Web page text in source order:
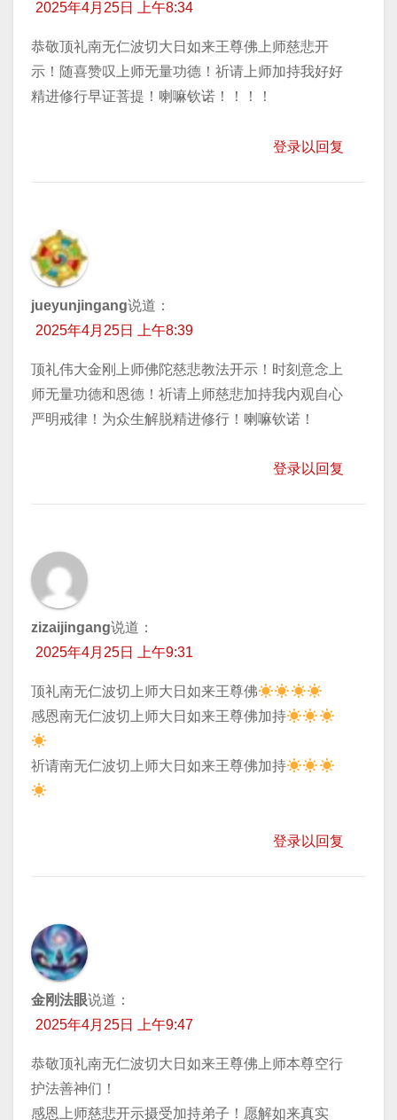
2025年4月25日 上午8:34
恭敬顶礼南无仁波切大日如来王尊佛上师慈悲开
示！随喜赞叹上师无量功德！祈请上师加持我好好
精进修行早证菩提！喇嘛钦诺！！！！
登录以回复
jueyunjingang说道：
2025年4月25日 上午8:39
顶礼伟大金刚上师佛陀慈悲教法开示！时刻意念上
师无量功德和恩德！祈请上师慈悲加持我内观自心
严明戒律！为众生解脱精进修行！喇嘛钦诺！
登录以回复
zizaijingang说道：
2025年4月25日 上午9:31
顶礼南无仁波切上师大日如来王尊佛
​感恩南无仁波切上师大日如来王尊佛加持
​祈请南无仁波切上师大日如来王尊佛加持
登录以回复
金刚法眼说道：
2025年4月25日 上午9:47
恭敬顶礼南无仁波切大日如来王尊佛上师本尊空行
护法善神们！
感恩上师慈悲开示摄受加持弟子！愿解如来真实